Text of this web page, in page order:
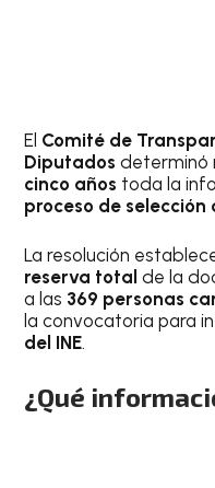
El Comité de
Diputados determinó
cinco años toda la
proceso de selección
La resolución
reserva total de la
a las 369 personas
la convocatoria para
del INE.
¿Qué